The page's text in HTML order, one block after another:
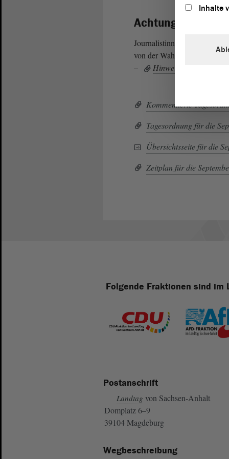
Achtung:
Journalistinnen und
von der Wahl des
–
Hinweise zur
Kommentierte
Tagesordnung für die
Übersichtsseite für die
Zeitplan für die
Folgende Fraktionen sind im
Postanschrift
Landtag von Sachsen-Anhalt
Domplatz 6–9
39104 Magdeburg
Wegbeschreibung
Inhalte